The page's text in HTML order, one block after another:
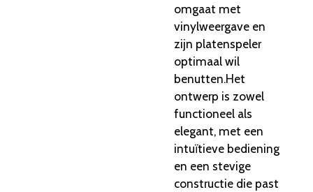
omgaat met
vinylweergave en
zijn platenspeler
optimaal wil
benutten.Het
ontwerp is zowel
functioneel als
elegant, met een
intuïtieve bediening
en een stevige
constructie die past